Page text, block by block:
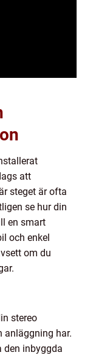
att
steget är ofta
se hur din
en smart
och enkel
om du
stereo
anläggning har.
den inbyggda